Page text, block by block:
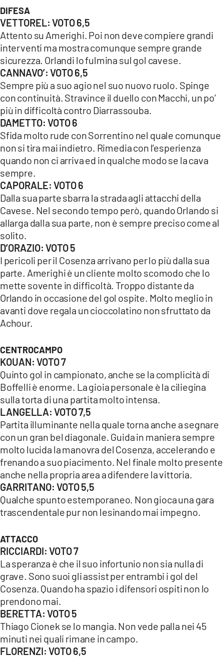
ILVIBONESE.IT
CATANZAROCHANNEL.IT
LACAPITALENEWS.IT
App
ANDROID
APPLE
DIFESA
VETTOREL: VOTO 6,5
Attento su Amerighi. Poi non deve compiere grandi
interventi ma mostra comunque sempre grande
sicurezza. Orlandi lo fulmina sul gol cavese.
CANNAVO’: VOTO 6,5
Sempre più a suo agio nel suo nuovo ruolo. Spinge
con continuità. Stravince il duello con Macchi, un po’
più in difficoltà contro Diarrassouba.
DAMETTO: VOTO 6
Sfida molto rude con Sorrentino nel quale comunque
non si tira mai indietro. Rimedia con l’esperienza
quando non ci arriva ed in qualche modo se la cava
sempre.
CAPORALE: VOTO 6
Dalla sua parte sbarra la strada agli attacchi della
Cavese. Nel secondo tempo però, quando Orlando si
allarga dalla sua parte, non è sempre preciso come al
solito.
D’ORAZIO: VOTO 5
I pericoli per il Cosenza arrivano per lo più dalla sua
parte. Amerighi è un cliente molto scomodo che lo
mette sovente in difficoltà. Troppo distante da
Orlando in occasione del gol ospite. Molto meglio in
avanti dove regala un cioccolatino non sfruttato da
Achour.
CENTROCAMPO
KOUAN: VOTO 7
Quinto gol in campionato, anche se la complicità di
Boffelli è enorme. La gioia personale è la ciliegina
sulla torta di una partita molto intensa.
LANGELLA: VOTO 7,5
Partita illuminante nella quale torna anche a segnare
con un gran bel diagonale. Guida in maniera sempre
molto lucida la manovra del Cosenza, accelerando e
frenando a suo piacimento. Nel finale molto presente
anche nella propria area a difendere la vittoria.
GARRITANO: VOTO 5,5
Qualche spunto estemporaneo. Non gioca una gara
trascendentale pur non lesinando mai impegno.
ATTACCO
RICCIARDI: VOTO 7
La speranza è che il suo infortunio non sia nulla di
grave. Sono suoi gli assist per entrambi i gol del
Cosenza. Quando ha spazio i difensori ospiti non lo
prendono mai.
BERETTA: VOTO 5
Thiago Cionek se lo mangia. Non vede palla nei 45
minuti nei quali rimane in campo.
FLORENZI: VOTO 6,5